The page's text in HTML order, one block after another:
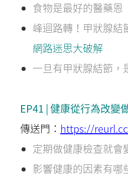
食物是最好的醫藥恩
峰迴路轉！甲狀腺結
網路迷思大破解
一旦有甲狀腺結節，
EP41 | 健康從行為改
傳送門： https://
定期做健康檢查就會
影響健康的因素有哪